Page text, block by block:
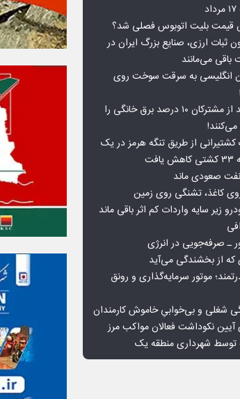
قیمت بلیت اتوبوس فصلی شد؟
ثبات ارزی، صنایع بزرگ ایران در
می‌مانند
انگلیسی به سرقت سوخت روی
۲ درصد از مشترکان ۱۰ درصد برق خانگی را
کشتیرانی از طریق تنگه هرمز در یک
صعودی ماند
کاغذ، تشنگی روی زمین
زیر سایه واردات کم اثر باقی ماند
ـ صرفه‌جویی در انرژی
که از بخشندگی می‌آید
موتور سرمایه‌گذاری و رونق
شغلی و بی‌خوابیِ خاموش کارمندان
آیین نکوداشت فعالان مواکب مرز
توسط شهرداری منطقه یک